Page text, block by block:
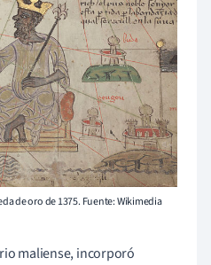
de oro de 1375. Fuente: Wikimedia
maliense, incorporó